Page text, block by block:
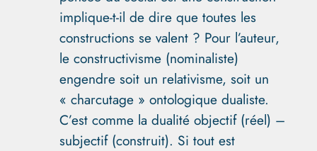
implique-t-il de dire que toutes les
constructions se valent ? Pour l’auteur,
le constructivisme (nominaliste)
engendre soit un relativisme, soit un
« charcutage » ontologique dualiste.
C’est comme la dualité objectif (réel) –
subjectif (construit). Si tout est